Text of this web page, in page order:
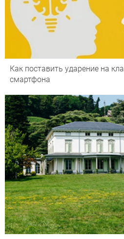
Как поставить ударение на
смартфона